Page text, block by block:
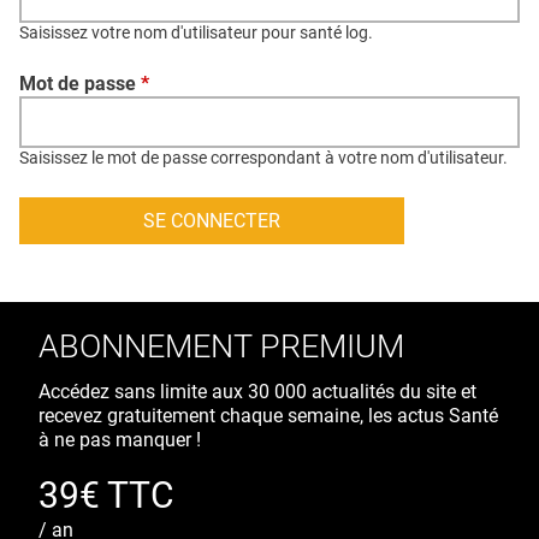
CONTACT
CRÉDITS
Saisissez votre nom d'utilisateur pour santé log.
Mot de passe *
Saisissez le mot de passe correspondant à votre nom d'utilisateur.
ABONNEMENT PREMIUM
Accédez sans limite aux 30 000 actualités du site et
recevez gratuitement chaque semaine, les actus Santé
à ne pas manquer !
39€ TTC
/ an